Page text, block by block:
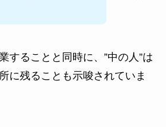
することと同時に、”中の人”は
に残ることも示唆されていま